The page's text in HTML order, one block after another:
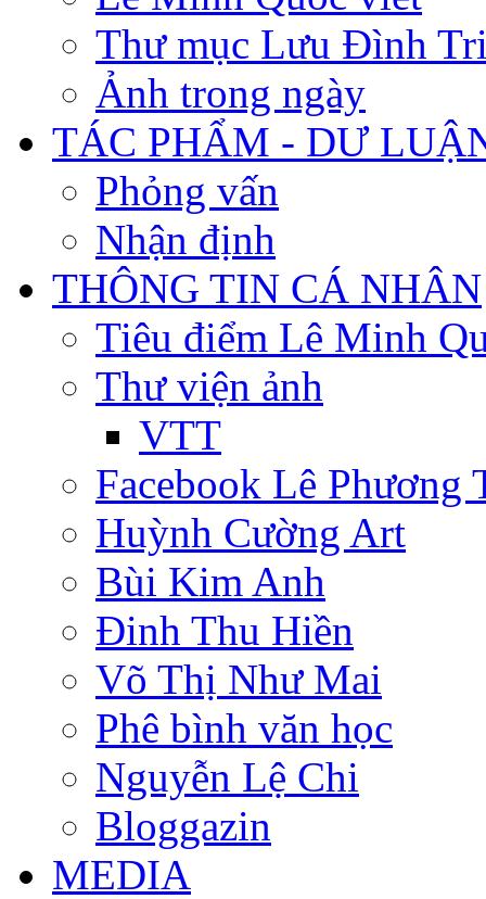
Thư mục Lưu Đình
Ảnh trong ngày
TÁC PHẨM - DƯ
Phỏng vấn
Nhận định
THÔNG TIN CÁ NHÂN
Tiêu điểm Lê Minh
Thư viện ảnh
VTT
Facebook Lê Phương
Huỳnh Cường Art
Bùi Kim Anh
Đinh Thu Hiền
Võ Thị Như Mai
Phê bình văn học
Nguyễn Lệ Chi
Bloggazin
MEDIA